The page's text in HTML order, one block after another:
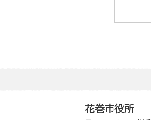
花巻市役所